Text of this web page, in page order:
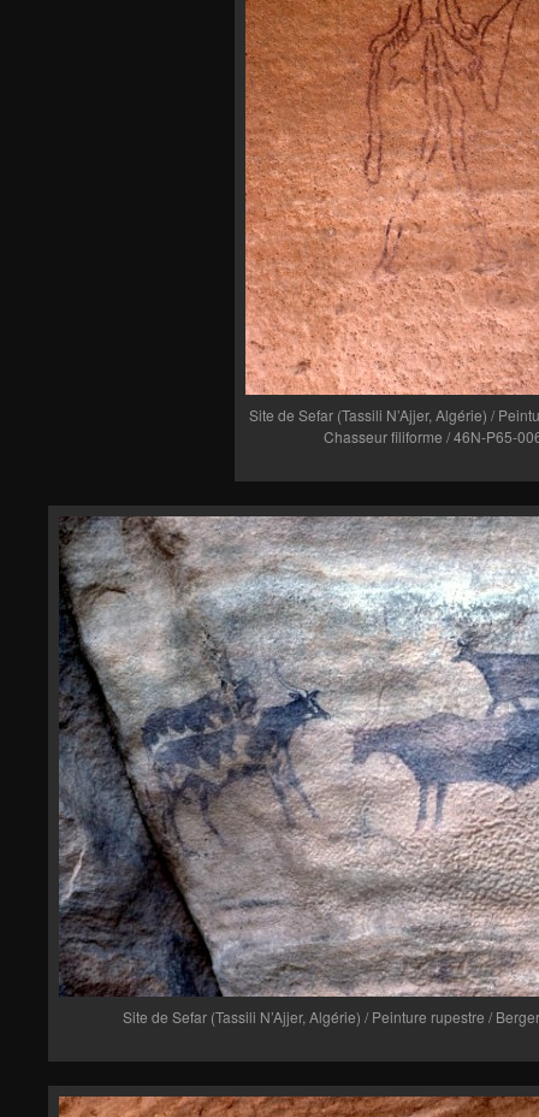
Site de Sefar (Tassili N’Ajjer, Algérie) /
Chasseur filiforme / 46N-P65-
Site de Sefar (Tassili N’Ajjer, Algérie) / Peinture rupestre /